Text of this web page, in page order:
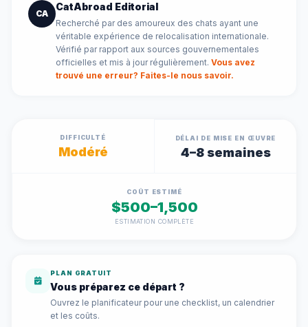
CA
CatAbroad Editorial
Recherché par des amoureux des chats ayant une
véritable expérience de relocalisation internationale.
Vérifié par rapport aux sources gouvernementales
officielles et mis à jour régulièrement. Vous avez
trouvé une erreur? Faites-le nous savoir.
DIFFICULTÉ
Modéré
DÉLAI DE MISE EN ŒUVRE
4–8 semaines
COÛT ESTIMÉ
$500–1,500
ESTIMATION COMPLÈTE
PLAN GRATUIT
Vous préparez ce départ ?
Ouvrez le planificateur pour une checklist, un calendrier
et les coûts.